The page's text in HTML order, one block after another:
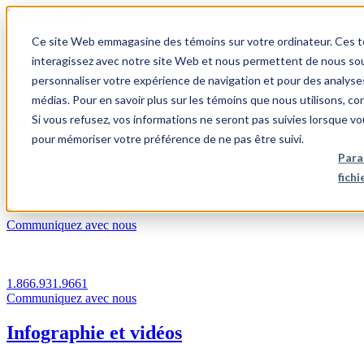
Ce site Web emmagasine des témoins sur votre ordinateur.
interagissez avec notre site Web et nous permettent de nous
personnaliser votre expérience de navigation et pour des
médias. Pour en savoir plus sur les témoins que nous utilisons,
Si vous refusez, vos informations ne seront pas suivies lorsque
pour mémoriser votre préférence de ne pas être suivi.
1.866.931.9661
Login
FR
Communiquez avec nous
1.866.931.9661
Communiquez avec nous
Infographie et vidéos